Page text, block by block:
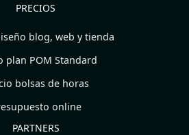
PRECIOS
blog, web y tienda
plan POM Standard
bolsas de horas
online
PARTNERS